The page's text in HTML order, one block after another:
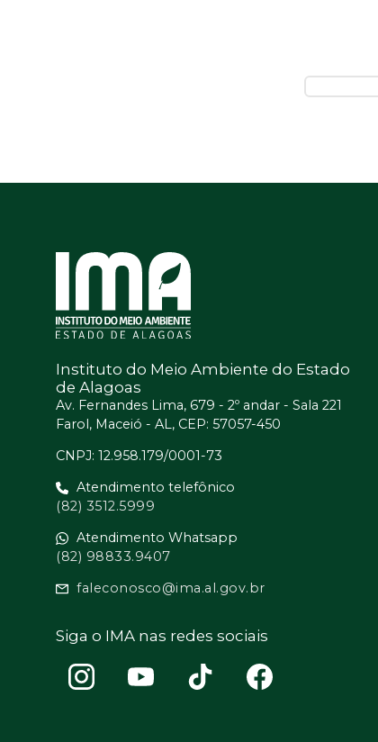
Instituto do Meio Ambiente do Estado
de Alagoas
Av. Fernandes Lima, 679 - 2º andar - Sala 221
Farol, Maceió - AL, CEP: 57057-450
CNPJ: 12.958.179/0001-73
Atendimento telefônico
(82) 3512.5999
Atendimento Whatsapp
(82) 98833.9407
faleconosco@ima.al.gov.br
Siga o IMA nas redes sociais